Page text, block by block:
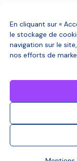
En cliquant sur «
le stockage de
navigation sur le
nos efforts de
Nos annonces
Qui sommes-nous
Des questions ?
Copyright © 2025